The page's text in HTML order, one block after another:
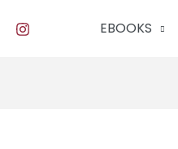
EBOOKS